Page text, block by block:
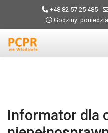
+48 82 57 25 485
Godziny:
Informator dla